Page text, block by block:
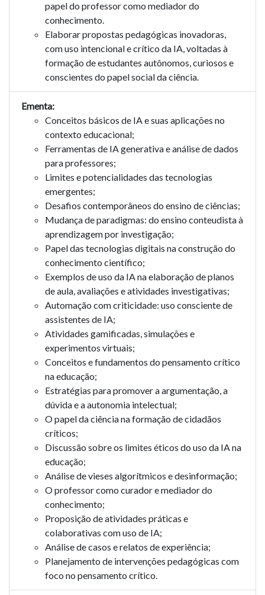
papel do professor como mediador do
conhecimento.
Elaborar propostas pedagógicas inovadoras,
com uso intencional e crítico da IA, voltadas à
formação de estudantes autônomos, curiosos e
conscientes do papel social da ciência.
Ementa:
Conceitos básicos de IA e suas aplicações no
contexto educacional;
Ferramentas de IA generativa e análise de dados
para professores;
Limites e potencialidades das tecnologias
emergentes;
Desafios contemporâneos do ensino de ciências;
Mudança de paradigmas: do ensino conteudista à
aprendizagem por investigação;
Papel das tecnologias digitais na construção do
conhecimento científico;
Exemplos de uso da IA na elaboração de planos
de aula, avaliações e atividades investigativas;
Automação com criticidade: uso consciente de
assistentes de IA;
Atividades gamificadas, simulações e
experimentos virtuais;
Conceitos e fundamentos do pensamento crítico
na educação;
Estratégias para promover a argumentação, a
dúvida e a autonomia intelectual;
O papel da ciência na formação de cidadãos
críticos;
Discussão sobre os limites éticos do uso da IA na
educação;
Análise de vieses algorítmicos e desinformação;
O professor como curador e mediador do
conhecimento;
Proposição de atividades práticas e
colaborativas com uso de IA;
Análise de casos e relatos de experiência;
Planejamento de intervenções pedagógicas com
foco no pensamento crítico.